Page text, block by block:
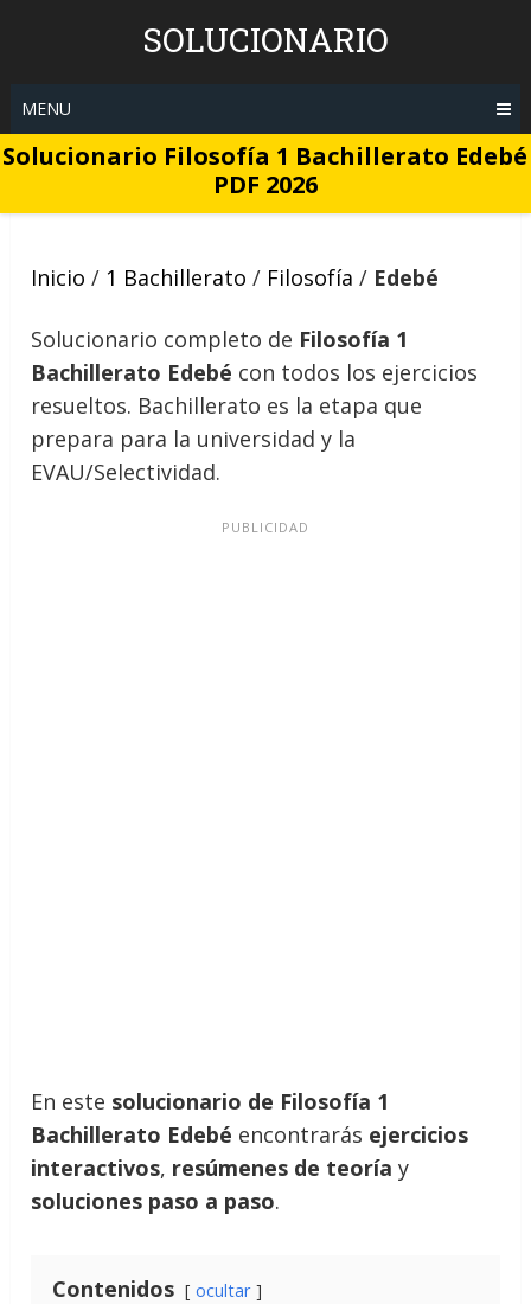
SOLUCIONARIO
MENU
Solucionario Filosofía 1 Bachillerato Edebé
PDF 2026
Inicio / 1 Bachillerato / Filosofía / Edebé
Solucionario completo de Filosofía 1
Bachillerato Edebé con todos los ejercicios
resueltos. Bachillerato es la etapa que
prepara para la universidad y la
EVAU/Selectividad.
En este solucionario de Filosofía 1
Bachillerato Edebé encontrarás ejercicios
interactivos, resúmenes de teoría y
soluciones paso a paso.
Contenidos ocultar